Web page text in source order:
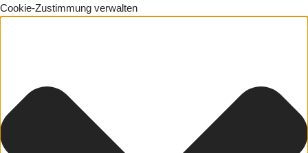
Cookie-Zustimmung verwalten